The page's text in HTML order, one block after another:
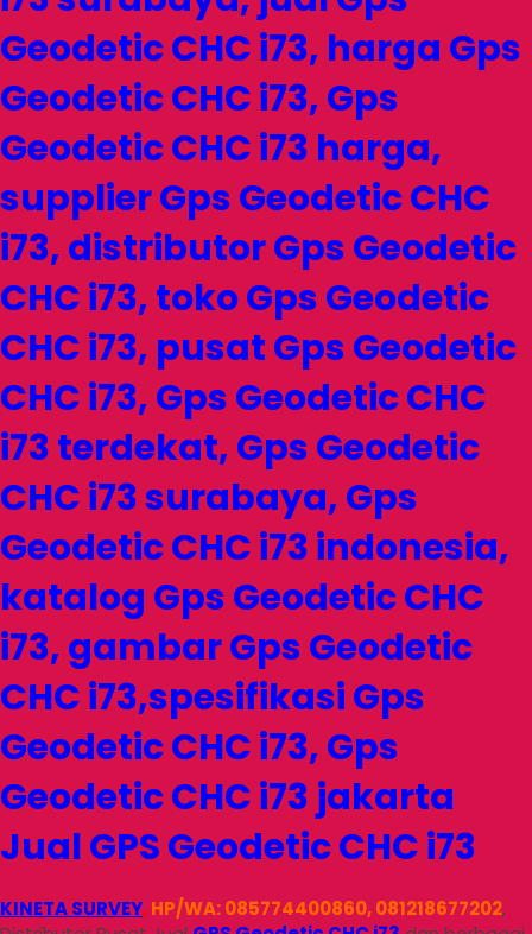
Jual GPS Geodetic CHC i73
KINETA SURVEY,HP/WA: 085774400860, 081218677202,